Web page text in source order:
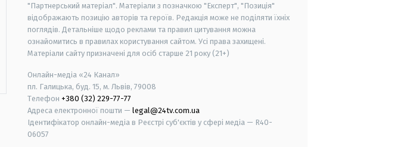
"Партнерський матеріал". Матеріали з позначкою "Експерт", "Позиція"
відображають позицію авторів та героїв. Редакція може не поділяти їхніх
поглядів. Детальніше щодо реклами та правил цитування можна
ознайомитись в правилах користування сайтом. Усі права захищені.
Матеріали сайту призначені для осіб старше 21 року (21+)
Онлайн-медіа «24 Канал»
пл. Галицька, буд. 15, м. Львів, 79008
Телефон +380 (32) 229-77-77
Адреса електронної пошти — legal@24tv.com.ua
Ідентифікатор онлайн-медіа в Реєстрі суб'єктів у сфері медіа — R40-
06057